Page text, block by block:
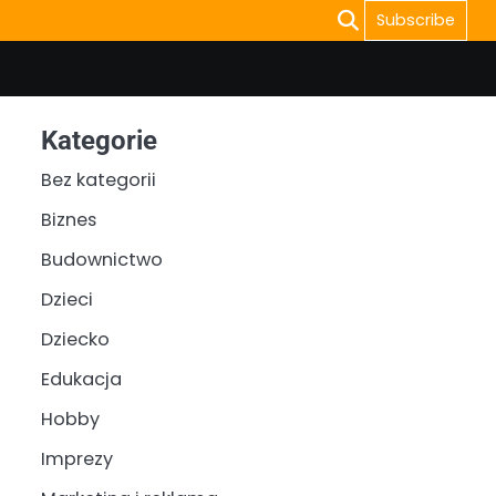
Subscribe
Kategorie
Bez kategorii
Biznes
Budownictwo
Dzieci
Dziecko
Edukacja
Hobby
Imprezy